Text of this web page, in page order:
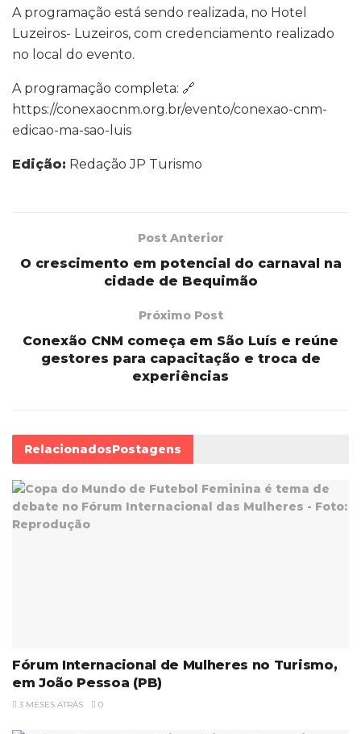
A programação está sendo realizada, no Hotel
Luzeiros- Luzeiros, com credenciamento realizado
no local do evento.
A programação completa: 🔗
https://conexaocnm.org.br/evento/conexao-cnm-
edicao-ma-sao-luis
Edição: Redação JP Turismo
Post Anterior
O crescimento em potencial do carnaval na
cidade de Bequimão
Próximo Post
Conexão CNM começa em São Luís e reúne
gestores para capacitação e troca de
experiências
RelacionadosPostagens
Fórum Internacional de Mulheres no Turismo,
em João Pessoa (PB)
3 MESES ATRÁS 0